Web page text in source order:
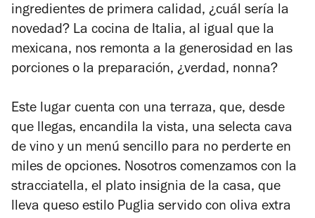
ingredientes de primera calidad, ¿cuál sería la
novedad? La cocina de Italia, al igual que la
mexicana, nos remonta a la generosidad en las
porciones o la preparación, ¿verdad, nonna?
Este lugar cuenta con una terraza, que, desde
que llegas, encandila la vista, una selecta cava
de vino y un menú sencillo para no perderte en
miles de opciones. Nosotros comenzamos con la
stracciatella, el plato insignia de la casa, que
lleva queso estilo Puglia servido con oliva extra